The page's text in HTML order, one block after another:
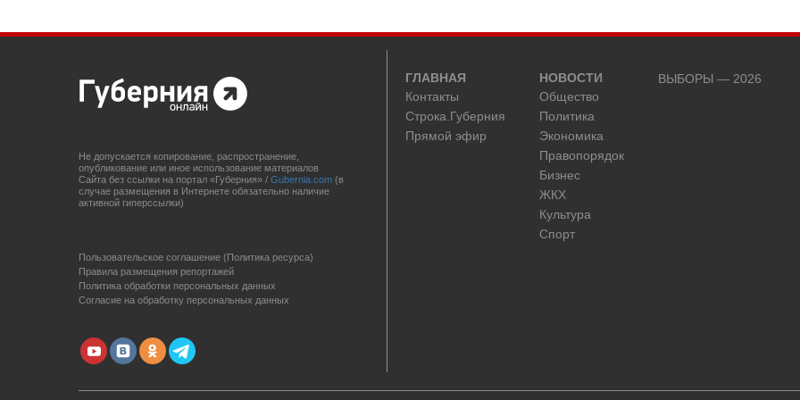
Не допускается копирование, распространение,
опубликование или иное использование материалов
Сайта без ссылки на портал «Губерния» / Gubernia.com (в
случае размещения в Интернете обязательно наличие
активной гиперссылки)
Пользовательское соглашение (Политика ресурса)
Правила размещения репортажей
Политика обработки персональных данных
Согласие на обработку персональных данных
ГЛАВНАЯ
Контакты
Строка.Губерния
Прямой эфир
НОВОСТИ
Общество
Политика
Экономика
Правопорядок
Бизнес
ЖКХ
Культура
Спорт
ВЫБОРЫ — 2026